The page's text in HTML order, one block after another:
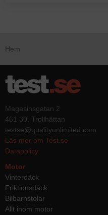
Hem
Magasinsgatan 2
461 30, Trollhättan
testse@qualityunlimited.com
Läs mer om Test.se
Datapolicy
Motor
Vinterdäck
Friktionsdäck
Bilbarnstolar
Allt inom motor